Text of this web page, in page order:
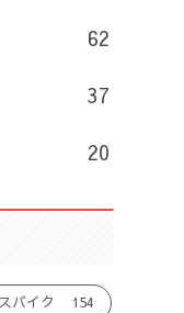
62
37
20
バイク 154